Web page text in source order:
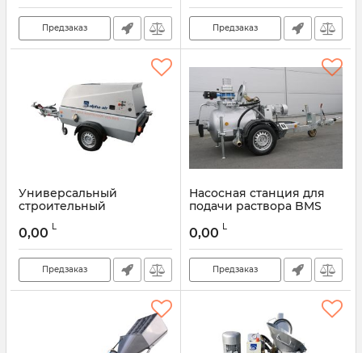
Предзаказ Предзаказ
Универсальный
строительный
AIR
0,00 L
Предзаказ
Насосная станция для
подачи раствора BMS
0,00 L
Предзаказ